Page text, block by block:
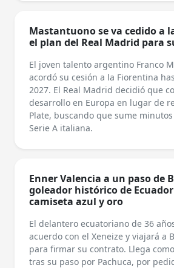
Mastantuono se va cedido a
el plan del Real Madrid para
El joven talento argentino Franco
acordó su cesión a la Fiorentina
2027. El Real Madrid decidió que
desarrollo en Europa en lugar de
Plate, buscando que sume
Serie A italiana.
Enner Valencia a un paso de
goleador histórico de
camiseta azul y oro
El delantero ecuatoriano de 36
acuerdo con el Xeneize y viajará a
para firmar su contrato. Llega
tras su paso por Pachuca, por